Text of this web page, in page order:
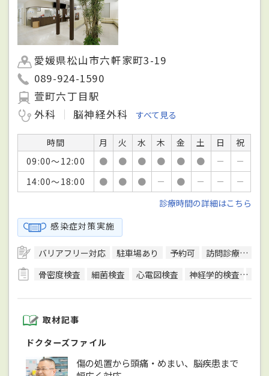
愛媛県松山市六軒家町3-19
089-924-1590
萱町六丁目駅
外科
脳神経外科 すべて見る
時間 月 火 水 木 金 土 日
祝
09:00～12:00
● ● ● ● ● ● －
－
14:00～18:00
● ● ● － ● － －
－
診療時間の詳細はこちら
感染症対策実施
バリアフリー対応 駐車場あり 予約可 訪問診療可
骨密度検査
細菌検査 心電図検査 神経学的検査
取材記事
ドクターズファイル
傷の処置から頭痛・めまい、脳疾患まで